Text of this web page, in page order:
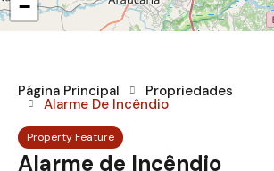
−
Página Principal Propriedades
Alarme De Incêndio
Property Feature
Alarme de Incêndio